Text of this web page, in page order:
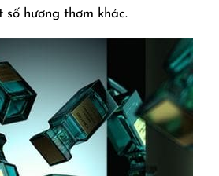
số hương thơm khác.